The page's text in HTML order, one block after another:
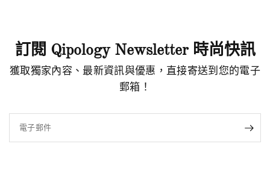
訂閱 Qipology Newsletter 時尚快訊
獲取獨家內容、最新資訊與優惠，直接寄送到您的電子
郵箱！
電子郵件